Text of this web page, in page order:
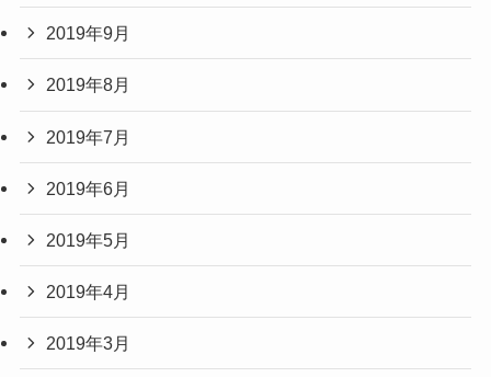
2019年9月
2019年8月
2019年7月
2019年6月
2019年5月
2019年4月
2019年3月